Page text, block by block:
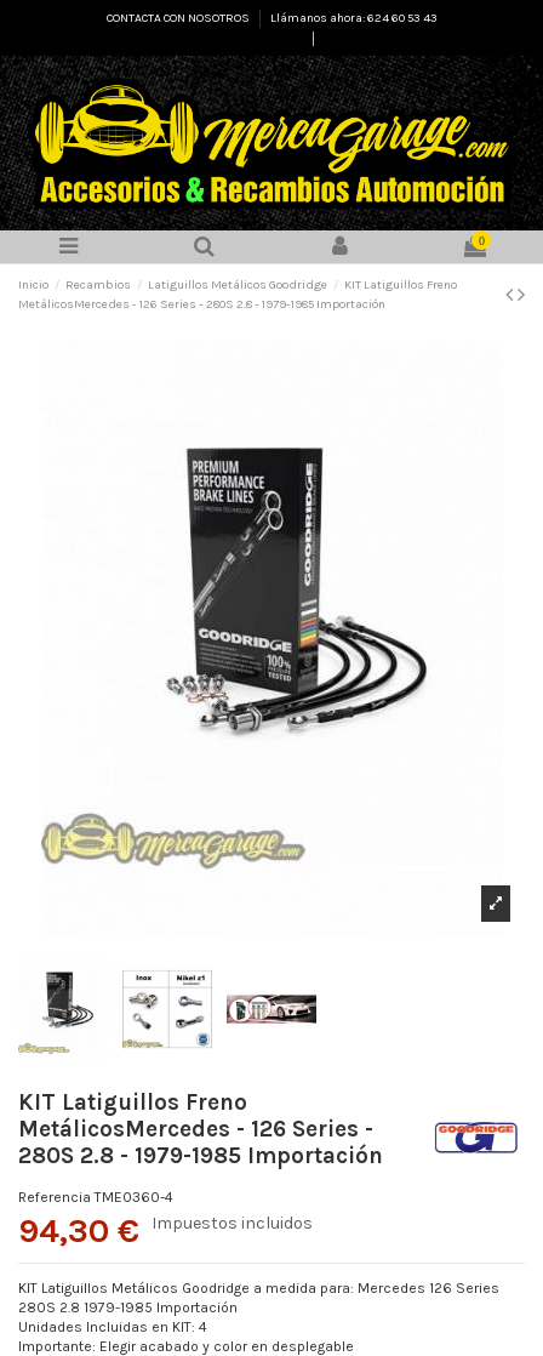
CONTACTA CON NOSOTROS
Llámanos ahora: 624 60 53 43
0
Inicio Recambios Latiguillos Metálicos Goodridge
KIT Latiguillos Freno
MetálicosMercedes - 126 Series - 280S 2.8 - 1979-1985 Importación
KIT Latiguillos Freno
MetálicosMercedes - 126 Series -
280S 2.8 - 1979-1985 Importación
Referencia TME0360-4
94,30 € Impuestos incluidos
KIT Latiguillos Metálicos Goodridge a medida para: Mercedes 126 Series
280S 2.8 1979-1985 Importación
Unidades Incluidas en KIT: 4
Importante: Elegir acabado y color en desplegable